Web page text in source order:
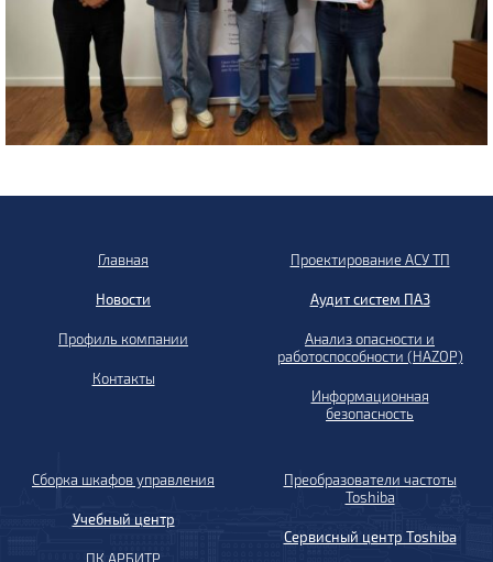
Главная
Новости
Профиль компании
Контакты
Проектирование АСУ ТП
Аудит систем ПАЗ
Анализ опасности и
работоспособности (HAZOP)
Информационная
безопасность
Сборка шкафов управления
Учебный центр
Преобразователи частоты
Toshiba
Сервисный центр Toshiba